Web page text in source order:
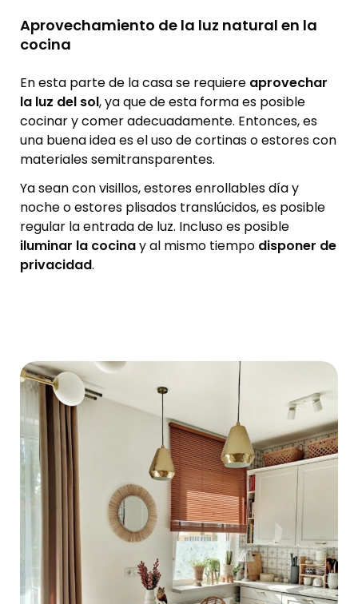
Aprovechamiento de la luz natural en la
cocina
En esta parte de la casa se requiere aprovechar
la luz del sol, ya que de esta forma es posible
cocinar y comer adecuadamente. Entonces, es
una buena idea es el uso de cortinas o estores con
materiales semitransparentes.
Ya sean con visillos, estores enrollables día y
noche o estores plisados translúcidos, es posible
regular la entrada de luz. Incluso es posible
iluminar la cocinay al mismo tiempo disponer de
privacidad.